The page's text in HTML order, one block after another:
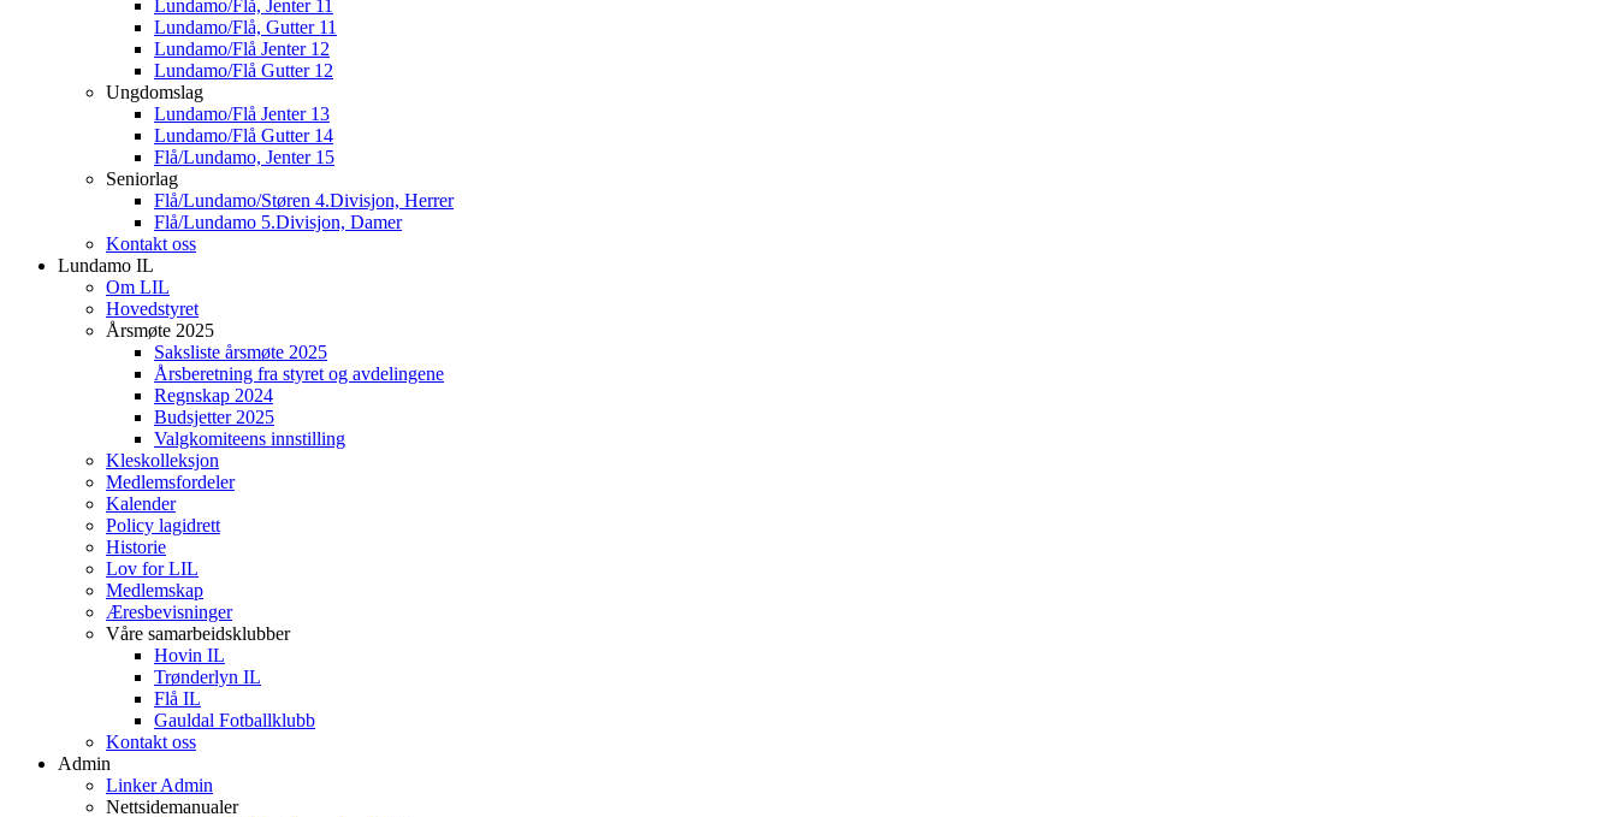
Lundamo/Flå, Jenter 11
Lundamo/Flå, Gutter 11
Lundamo/Flå Jenter 12
Lundamo/Flå Gutter 12
Ungdomslag
Lundamo/Flå Jenter 13
Lundamo/Flå Gutter 14
Flå/Lundamo, Jenter 15
Seniorlag
Flå/Lundamo/Støren 4.Divisjon, Herrer
Flå/Lundamo 5.Divisjon, Damer
Kontakt oss
Lundamo IL
Om LIL
Hovedstyret
Årsmøte 2025
Saksliste årsmøte 2025
Årsberetning fra styret og avdelingene
Regnskap 2024
Budsjetter 2025
Valgkomiteens innstilling
Kleskolleksjon
Medlemsfordeler
Kalender
Policy lagidrett
Historie
Lov for LIL
Medlemskap
Æresbevisninger
Våre samarbeidsklubber
Hovin IL
Trønderlyn IL
Flå IL
Gauldal Fotballklubb
Kontakt oss
Admin
Linker Admin
Nettsidemanualer